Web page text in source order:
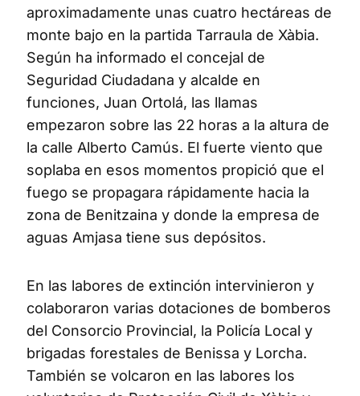
aproximadamente unas cuatro hectáreas de
monte bajo en la partida Tarraula de Xàbia.
Según ha informado el concejal de
Seguridad Ciudadana y alcalde en
funciones, Juan Ortolá, las llamas
empezaron sobre las 22 horas a la altura de
la calle Alberto Camús. El fuerte viento que
soplaba en esos momentos propició que el
fuego se propagara rápidamente hacia la
zona de Benitzaina y donde la empresa de
aguas Amjasa tiene sus depósitos.
En las labores de extinción intervinieron y
colaboraron varias dotaciones de bomberos
del Consorcio Provincial, la Policía Local y
brigadas forestales de Benissa y Lorcha.
También se volcaron en las labores los